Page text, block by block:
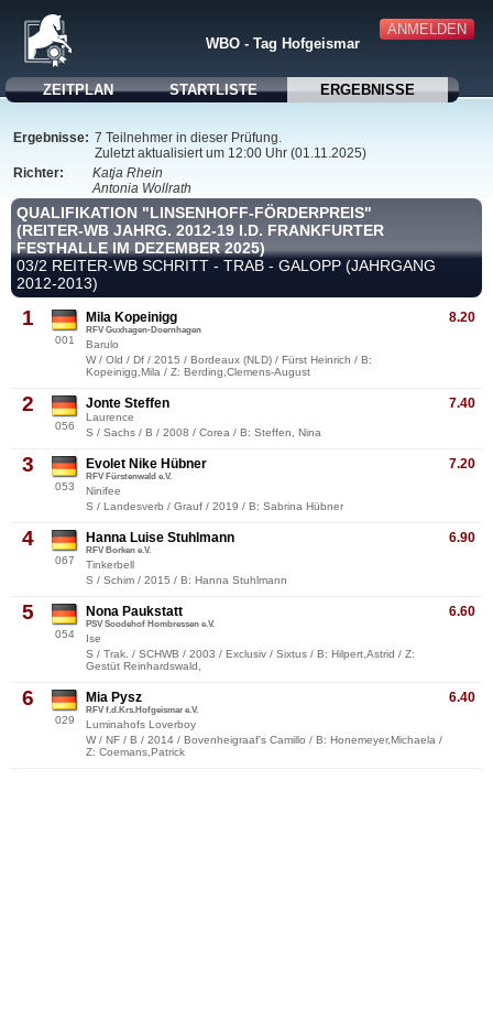
ANMELDEN
WBO - Tag Hofgeismar
ZEITPLAN STARTLISTE ERGEBNISSE
Ergebnisse: 7 Teilnehmer in dieser Prüfung.
Zuletzt aktualisiert um 12:00 Uhr (01.11.2025)
Richter:
Katja Rhein
Antonia Wollrath
QUALIFIKATION "LINSENHOFF-FÖRDERPREIS"
(REITER-WB JAHRG. 2012-19 I.D. FRANKFURTER
FESTHALLE IM DEZEMBER 2025)
03/2 REITER-WB SCHRITT - TRAB - GALOPP (JAHRGANG
2012-2013)
1
001
8.20
Mila Kopeinigg
RFV Guxhagen-Doernhagen
Barulo
W / Old / Df / 2015 / Bordeaux (NLD) / Fürst Heinrich / B:
Kopeinigg,Mila / Z: Berding,Clemens-August
2
056
7.40
Jonte Steffen
Laurence
S / Sachs / B / 2008 / Corea / B: Steffen, Nina
3
053
7.20
Evolet Nike Hübner
RFV Fürstenwald e.V.
Ninifee
S / Landesverb / Grauf / 2019 / B: Sabrina Hübner
4
067
6.90
Hanna Luise Stuhlmann
RFV Borken e.V.
Tinkerbell
S / Schim / 2015 / B: Hanna Stuhlmann
5
054
6.60
Nona Paukstatt
PSV Soodehof Hombressen e.V.
Ise
S / Trak. / SCHWB / 2003 / Exclusiv / Sixtus / B: Hilpert,Astrid / Z:
Gestüt Reinhardswald,
6
029
6.40
Mia Pysz
RFV f.d.Krs.Hofgeismar e.V.
Luminahofs Loverboy
W / NF / B / 2014 / Bovenheigraaf's Camillo / B: Honemeyer,Michaela /
Z: Coemans,Patrick